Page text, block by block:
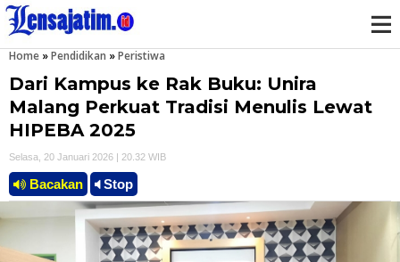
e
Home »Pendidikan »Peristiwa
Dari Kampus ke Rak Buku: Unira
Malang Perkuat Tradisi Menulis Lewat
HIPEBA 2025
Selasa, 20 Januari 2026 | 20.32 WIB
Bacakan Stop